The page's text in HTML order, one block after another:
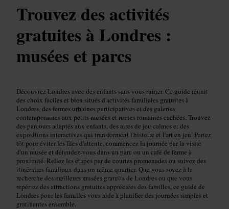
Trouvez des activités
gratuites à Londres :
musées et parcs
Découvrez Londres avec des enfants sans vous ruiner. Ce guide réunit
des choix faciles et bien situés d'activités familiales gratuites à
Londres, des fermes urbaines participatives et des galeries
contemporaines aux petits musées et ruines romaines cachées. Trouvez
des parcours adaptés aux enfants, des aires de jeu calmes et des
expositions interactives qui transforment l'histoire et l'art en jeu. Partez
tôt pour éviter les files d'attente, commencez la journée par la visite
d'un musée et détendez-vous dans un parc ou un café de ferme à
proximité. Reliez les étapes par de courtes promenades ou suivez des
itinéraires familiaux dans un même quartier. Que vous soyez à la
recherche des meilleurs musées gratuits de Londres ou que vous
repériez des attractions gratuites appréciées des familles, ce guide de
Londres pour les familles vous aide à planifier des journées simples et
gratifiantes ensemble.